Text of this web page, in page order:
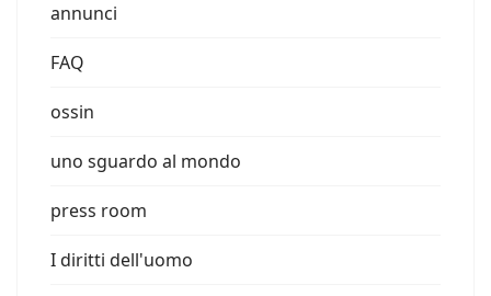
annunci
FAQ
ossin
uno sguardo al mondo
press room
I diritti dell'uomo